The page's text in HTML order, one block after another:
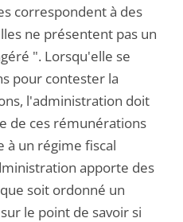
correspondent à des
ne présentent pas un
". Lorsqu'elle se
pour contester la
l'administration doit
de ces rémunérations
à un régime fiscal
apporte des
soit ordonné un
le point de savoir si